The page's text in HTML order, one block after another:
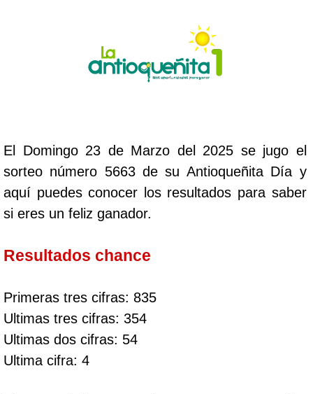
El Domingo 23 de Marzo del 2025 se jugo el
sorteo número 5663 de su Antioqueñita Día y
aquí puedes conocer los resultados para saber
si eres un feliz ganador.
Resultados chance
Primeras tres cifras: 835
Ultimas tres cifras: 354
Ultimas dos cifras: 54
Ultima cifra: 4